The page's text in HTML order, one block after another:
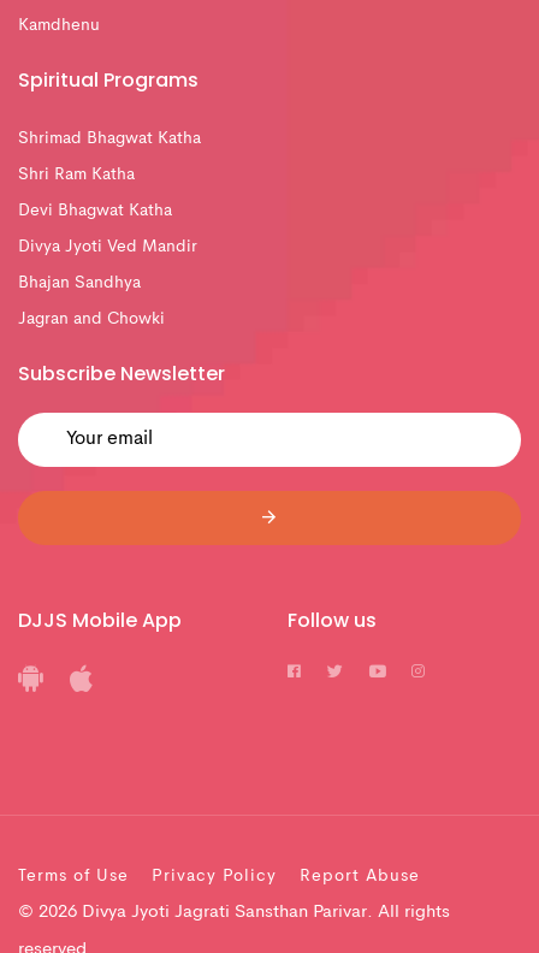
Kamdhenu
Spiritual Programs
Shrimad Bhagwat Katha
Shri Ram Katha
Devi Bhagwat Katha
Divya Jyoti Ved Mandir
Bhajan Sandhya
Jagran and Chowki
Subscribe Newsletter
DJJS Mobile App Follow us
Terms of Use Privacy Policy Report Abuse
© 2026 Divya Jyoti Jagrati Sansthan Parivar. All rights